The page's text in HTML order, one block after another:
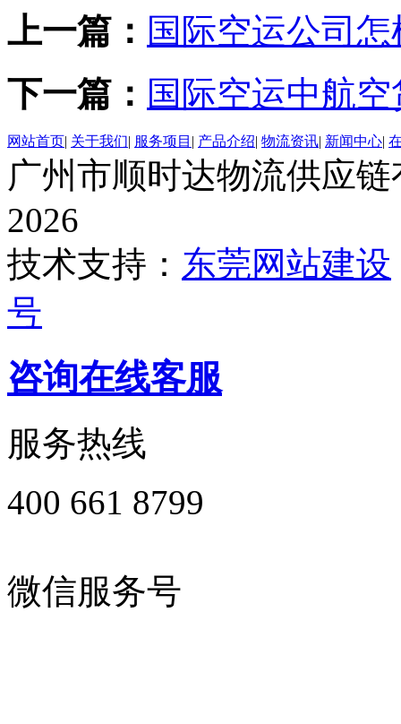
上一篇： 国际空运公司
下一篇： 国际空运中航
网站首页| 关于我们| 服务项目 | 产品介绍| 物流资讯| 新闻中心|
广州市顺时达物流供应
2026
技术支持： 东莞网站建设
号
咨询在线客服
服务热线
400 661 8799
微信服务号